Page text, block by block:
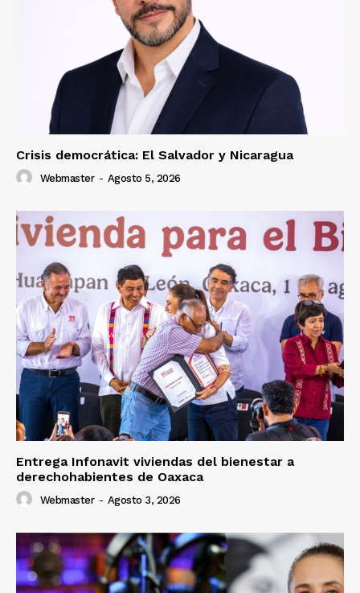
Crisis democrática: El Salvador y Nicaragua
Webmaster - Agosto 5, 2026
Entrega Infonavit viviendas del bienestar a
derechohabientes de Oaxaca
Webmaster - Agosto 3, 2026